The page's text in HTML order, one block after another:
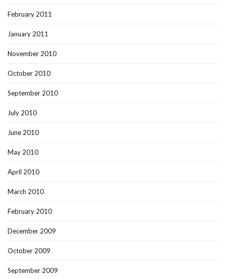
February 2011
January 2011
November 2010
October 2010
September 2010
July 2010
June 2010
May 2010
April 2010
March 2010
February 2010
December 2009
October 2009
September 2009